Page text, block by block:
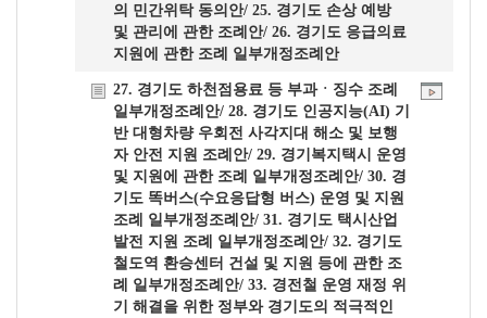
의 민간위탁 동의안/ 25. 경기도 손상 예방
및 관리에 관한 조례안/ 26. 경기도 응급의료
지원에 관한 조례 일부개정조례안
27. 경기도 하천점용료 등 부과ㆍ징수 조례
일부개정조례안/ 28. 경기도 인공지능(AI) 기
반 대형차량 우회전 사각지대 해소 및 보행
자 안전 지원 조례안/ 29. 경기복지택시 운영
및 지원에 관한 조례 일부개정조례안/ 30. 경
기도 똑버스(수요응답형 버스) 운영 및 지원
조례 일부개정조례안/ 31. 경기도 택시산업
발전 지원 조례 일부개정조례안/ 32. 경기도
철도역 환승센터 건설 및 지원 등에 관한 조
례 일부개정조례안/ 33. 경전철 운영 재정 위
기 해결을 위한 정부와 경기도의 적극적인